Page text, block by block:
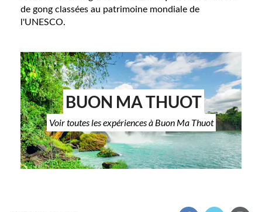
de gong classées au patrimoine mondiale de
l'UNESCO.
BUON MA THUOT
Voir toutes les expériences à Buon Ma Thuot